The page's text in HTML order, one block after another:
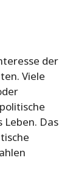
der
Viele
Das